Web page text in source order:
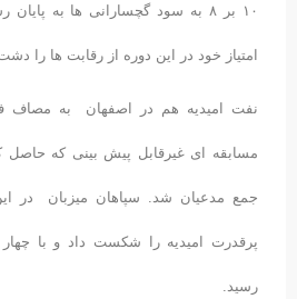
۱۰ بر ۸ به سود گچسارانی ها به
امتیاز خود در این دوره از رقابت ها را دشت
نفت امیدیه هم در اصفهان به مصاف
مسابقه ای غیرقابل پیش بینی که حاصل
پرقدرت امیدیه را شکست داد و با چهار
رسید.